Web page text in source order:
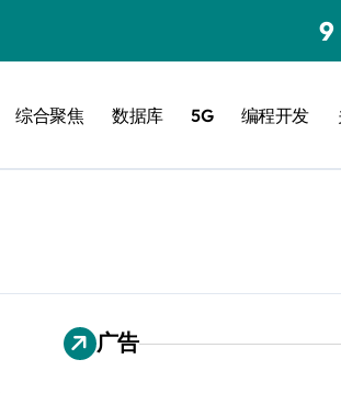
9
综合聚焦 数据库 5G 编程开发
广告